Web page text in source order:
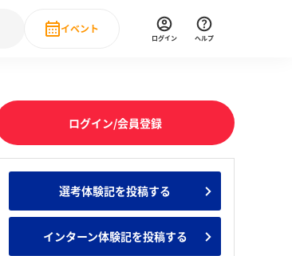
企業ランキング みんなのインターン人気企業ランキ
インタビュー
イベント
直近のイベント一覧
ログイン ヘルプ
ログイン/会員登録
選考体験記を投稿する
インターン体験記を投稿する